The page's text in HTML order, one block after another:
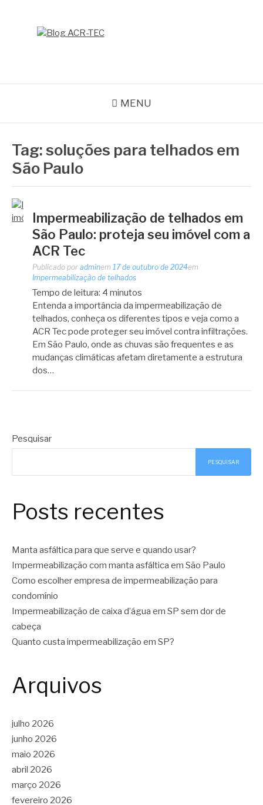
MENU
Tag:soluções para telhados em
São Paulo
Impermeabilização de telhados em
São Paulo: proteja seu imóvel com a
ACR Tec
Publicado por adminem 17 de outubro de 2024em
Impermeabilização de telhados
Tempo de leitura: 4 minutos
Entenda a importância da impermeabilização de
telhados, conheça os diferentes tipos e veja como a
ACR Tec pode proteger seu imóvel contra infiltrações.
Em São Paulo, onde as chuvas são frequentes e as
mudanças climáticas afetam diretamente a estrutura
dos…
Pesquisar
PESQUISAR
Posts recentes
Manta asfáltica para que serve e quando usar?
Impermeabilização com manta asfáltica em São Paulo
Como escolher empresa de impermeabilização para
condomínio
Impermeabilização de caixa d’água em SP sem dor de
cabeça
Quanto custa impermeabilização em SP?
Arquivos
julho 2026
junho 2026
maio 2026
abril 2026
março 2026
fevereiro 2026